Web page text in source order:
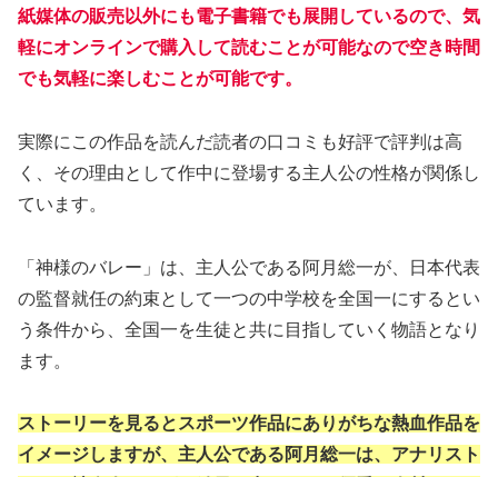
紙媒体の販売以外にも電子書籍でも展開しているので、気
軽にオンラインで購入して読むことが可能なので空き時間
でも気軽に楽しむことが可能です。
実際にこの作品を読んだ読者の口コミも好評で評判は高
く、その理由として作中に登場する主人公の性格が関係し
ています。
「神様のバレー」は、主人公である阿月総一が、日本代表
の監督就任の約束として一つの中学校を全国一にするとい
う条件から、全国一を生徒と共に目指していく物語となり
ます。
ストーリーを見るとスポーツ作品にありがちな熱血作品を
イメージしますが、主人公である阿月総一は、アナリスト